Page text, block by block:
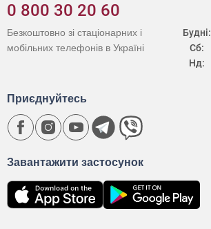
0 800 30 20 60
Будні:
Сб:
Нд:
Безкоштовно зі стаціонарних і
мобільних телефонів в Україні
Завантажити застосунок
Приєднуйтесь